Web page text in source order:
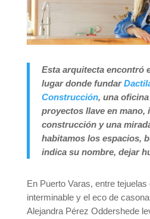
Esta arquitecta encontró
lugar donde fundar
Construcción, una
proyectos llave en mano,
construcción y una
habitamos los espacios,
indica su nombre, dejar
En Puerto Varas, entre
interminable y el eco de
Alejandra Pérez Oddershede